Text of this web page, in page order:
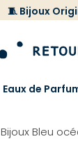
🧵 Bijoux
Eaux de
Bijoux Bleu